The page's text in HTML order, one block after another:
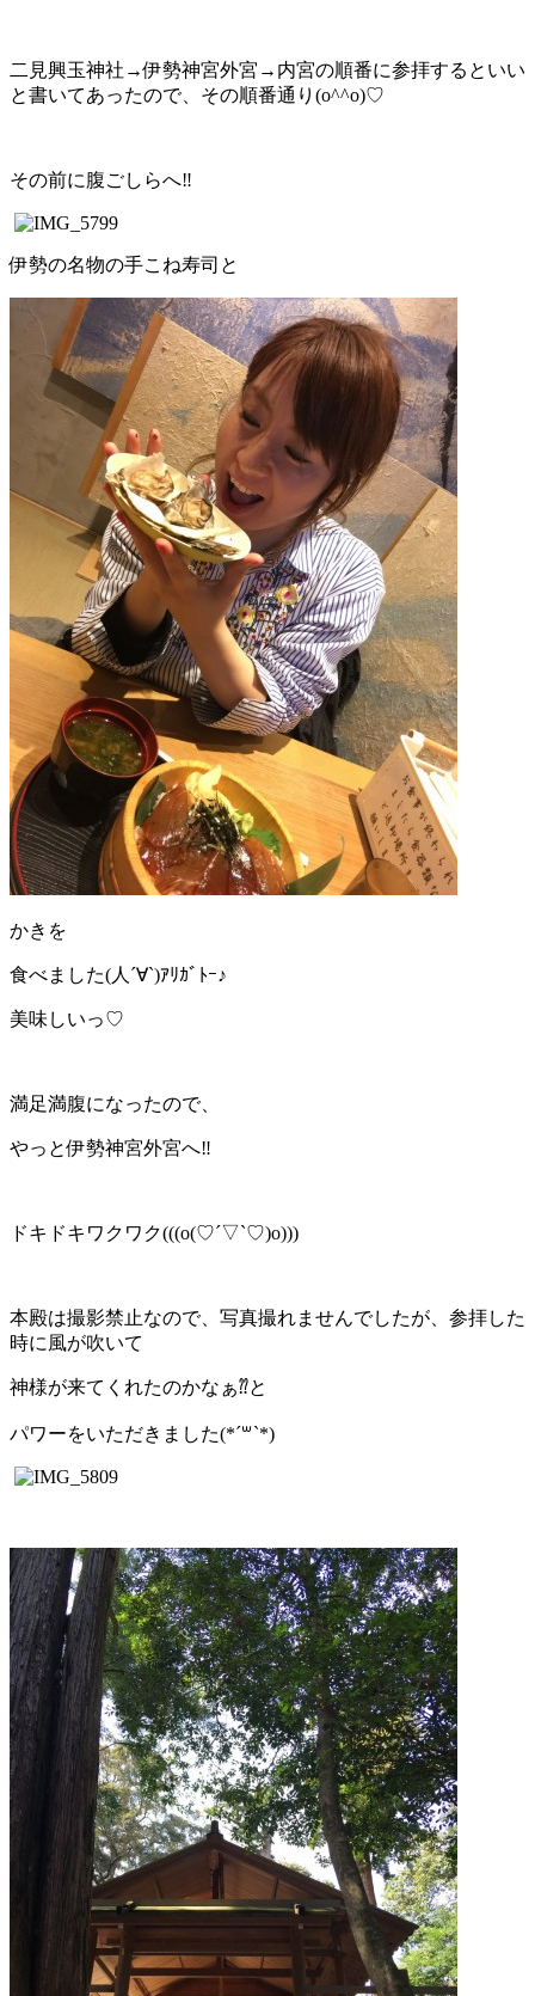
二見興玉神社→伊勢神宮外宮→内宮の順番に参拝するといい
と書いてあったので、その順番通り(o^^o)♡
その前に腹ごしらへ‼︎
伊勢の名物の手こね寿司と
かきを
食べました(人´∀`)ｱﾘｶﾞﾄｰ♪
美味しいっ♡
満足満腹になったので、
やっと伊勢神宮外宮へ‼︎
ドキドキワクワク(((o(♡´▽`♡)o)))
本殿は撮影禁止なので、写真撮れませんでしたが、参拝した
時に風が吹いて
神様が来てくれたのかなぁ⁇と
パワーをいただきました(*´꒳`*)